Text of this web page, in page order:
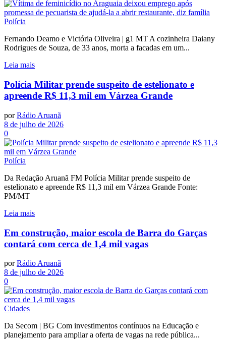
Polícia
Fernando Deamo e Victória Oliveira | g1 MT A cozinheira Daiany
Rodrigues de Souza, de 33 anos, morta a facadas em um...
Leia mais
Polícia Militar prende suspeito de estelionato e
apreende R$ 11,3 mil em Várzea Grande
por Rádio Aruanã
8 de julho de 2026
0
Polícia
Da Redação Aruanã FM Polícia Militar prende suspeito de
estelionato e apreende R$ 11,3 mil em Várzea Grande Fonte:
PM/MT
Leia mais
Em construção, maior escola de Barra do Garças
contará com cerca de 1,4 mil vagas
por Rádio Aruanã
8 de julho de 2026
0
Cidades
Da Secom | BG Com investimentos contínuos na Educação e
planejamento para ampliar a oferta de vagas na rede pública...